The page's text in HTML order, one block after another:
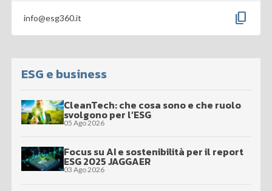
info@esg360.it content_copy
ESG e business
CleanTech: che cosa sono e che ruolo
svolgono per l’ESG
05 Ago 2026
Focus su AI e sostenibilità per il report
ESG 2025 JAGGAER
03 Ago 2026